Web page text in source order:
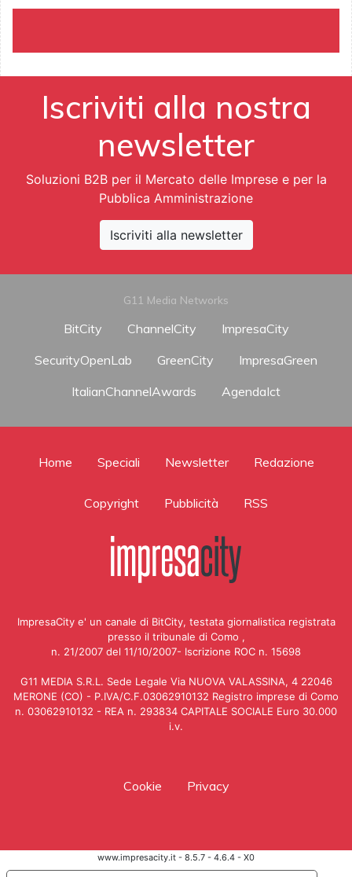
Iscriviti alla nostra
newsletter
Soluzioni B2B per il Mercato delle Imprese e per la
Pubblica Amministrazione
Iscriviti alla newsletter
G11 Media Networks
BitCity ChannelCity
ImpresaCity
SecurityOpenLab
GreenCity
ImpresaGreen
ItalianChannelAwards
AgendaIct
Home Speciali Newsletter Redazione
Copyright Pubblicità RSS
ImpresaCity e' un canale di BitCity, testata giornalistica registrata
presso il tribunale di Como ,
n. 21/2007 del 11/10/2007- Iscrizione ROC n. 15698
G11 MEDIA S.R.L. Sede Legale Via NUOVA VALASSINA, 4 22046
MERONE (CO) - P.IVA/C.F.03062910132 Registro imprese di Como
n. 03062910132 - REA n. 293834 CAPITALE SOCIALE Euro 30.000
i.v.
Cookie Privacy
www.impresacity.it - 8.5.7 - 4.6.4 - X0